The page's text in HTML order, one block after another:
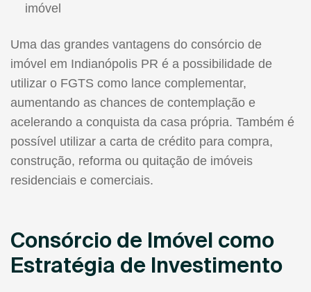
imóvel
Uma das grandes vantagens do consórcio de
imóvel em Indianópolis PR é a possibilidade de
utilizar o FGTS como lance complementar,
aumentando as chances de contemplação e
acelerando a conquista da casa própria. Também é
possível utilizar a carta de crédito para compra,
construção, reforma ou quitação de imóveis
residenciais e comerciais.
Consórcio de Imóvel como
Estratégia de Investimento